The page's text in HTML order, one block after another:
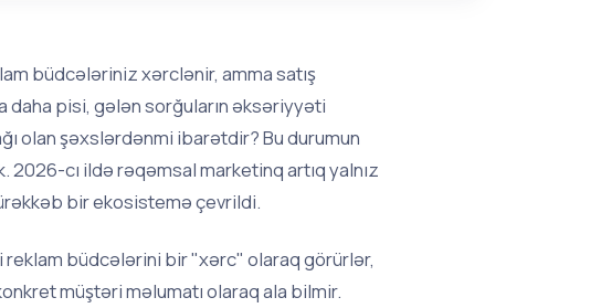
büdcələriniz xərclənir, amma satış
daha pisi, gələn sorğuların əksəriyyəti
olan şəxslərdənmi ibarətdir? Bu durumun
cı ildə rəqəmsal marketinq artıq yalnız
bir ekosistemə çevrildi.
büdcələrini bir "xərc" olaraq görürlər,
müştəri məlumatı olaraq ala bilmir.